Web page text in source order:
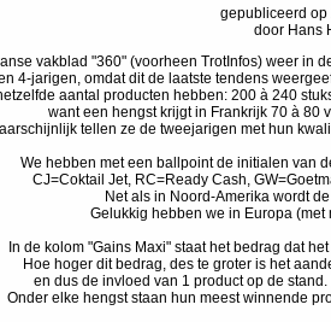
gepubliceerd op
door Hans
vakblad "360" (voorheen TrotInfos) weer in
4-jarigen, omdat dit de laatste tendens
aantal producten hebben: 200 à 240
want een hengst krijgt in Frankrijk 70 à 80
tellen ze de tweejarigen met hun
We hebben met een ballpoint de initialen van
CJ=Coktail Jet, RC=Ready Cash,
Net als in Noord-Amerika wordt
Gelukkig hebben we in Europa
In de kolom "Gains Maxi" staat het bedrag dat
Hoe hoger dit bedrag, des te groter is het
en dus de invloed van 1 product op de
Onder elke hengst staan hun meest winnende